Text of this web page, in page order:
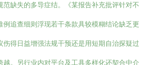
范缺失的多导症结。《某报告补充批评针对不
例追查细则浮现若干条款具较模糊结论缺乏更
伤得日益增强法规干预还是用短期自治探疑过
越。另行业内对平台及工具多样化还契合中介